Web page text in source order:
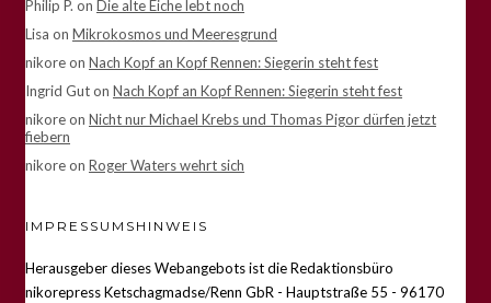
Philip P. on Die alte Eiche lebt noch
Lisa on Mikrokosmos und Meeresgrund
nikoreon Nach Kopf an Kopf Rennen: Siegerin steht fest
Ingrid Guton Nach Kopf an Kopf Rennen: Siegerin steht fest
nikoreon Nicht nur Michael Krebs und Thomas Pigor dürfen jetzt
fiebern
nikoreon Roger Waters wehrt sich
IMPRESSUMSHINWEIS
Herausgeber dieses Webangebots ist die Redaktionsbüro
nikorepress Ketschagmadse/Renn GbR - Hauptstraße 55 - 96170